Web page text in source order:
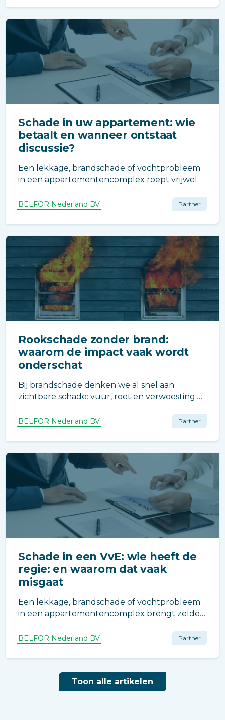
plek.
Schade in uw appartement: wie
betaalt en wanneer ontstaat
discussie?
Een lekkage, brandschade of vochtprobleem
in een appartementencomplex roept vrijwel
theorie is het antwoord vaak duidelijk. In de
praktijk leidt dit regelmatig tot discussie
tussen bewoner, VvE en verzekeraar.
BELFOR Nederland BV Partner
Rookschade zonder brand:
waarom de impact vaak wordt
onderschat
Bij brandschade denken we al snel aan
zichtbare schade: vuur, roet en verwoesting.
niet direct zichtbaar.
BELFOR Nederland BV Partner
Schade in een VvE: wie heeft de
regie: en waarom dat vaak
misgaat
Een lekkage, brandschade of vochtprobleem
in een appartementencomplex brengt zelden
In de praktijk ontstaat er vaak een ander
probleem: onduidelijkheid over wie de regie
heeft. En daar gaat het regelmatig mis.
BELFOR Nederland BV Partner
Toon alle artikelen